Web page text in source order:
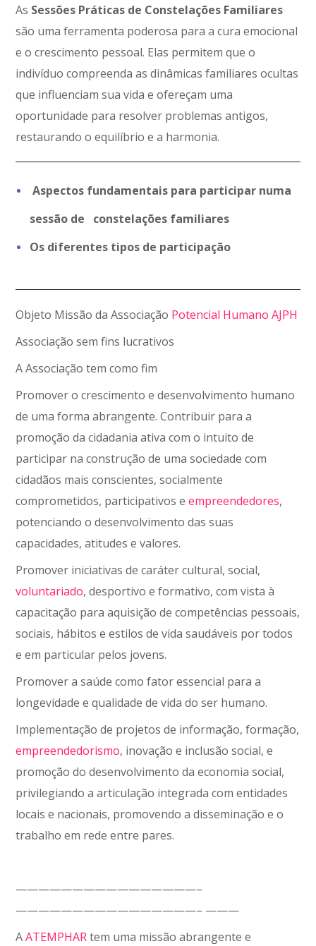
As Sessões Práticas de Constelações Familiares
são uma ferramenta poderosa para a cura emocional
e o crescimento pessoal. Elas permitem que o
indivíduo compreenda as dinâmicas familiares ocultas
que influenciam sua vida e ofereçam uma
oportunidade para resolver problemas antigos,
restaurando o equilíbrio e a harmonia.
Aspectos fundamentais para participar numa
sessão de constelações familiares
Os diferentes tipos de participação
Objeto Missão da Associação Potencial Humano AJPH
Associação sem fins lucrativos
A Associação tem como fim
Promover o crescimento e desenvolvimento humano
de uma forma abrangente. Contribuir para a
promoção da cidadania ativa com o intuito de
participar na construção de uma sociedade com
cidadãos mais conscientes, socialmente
comprometidos, participativos eempreendedores,
potenciando o desenvolvimento das suas
capacidades, atitudes e valores.
Promover iniciativas de caráter cultural, social,
voluntariado, desportivo e formativo, com vista à
capacitação para aquisição de competências pessoais,
sociais, hábitos e estilos de vida saudáveis por todos
e em particular pelos jovens.
Promover a saúde como fator essencial para a
longevidade e qualidade de vida do ser humano.
Implementação de projetos de informação, formação,
empreendedorismo, inovação e inclusão social, e
promoção do desenvolvimento da economia social,
privilegiando a articulação integrada com entidades
locais e nacionais, promovendo a disseminação e o
trabalho em rede entre pares.
————————————————–
————————————————– ———
AATEMPHARtem uma missão abrangente e